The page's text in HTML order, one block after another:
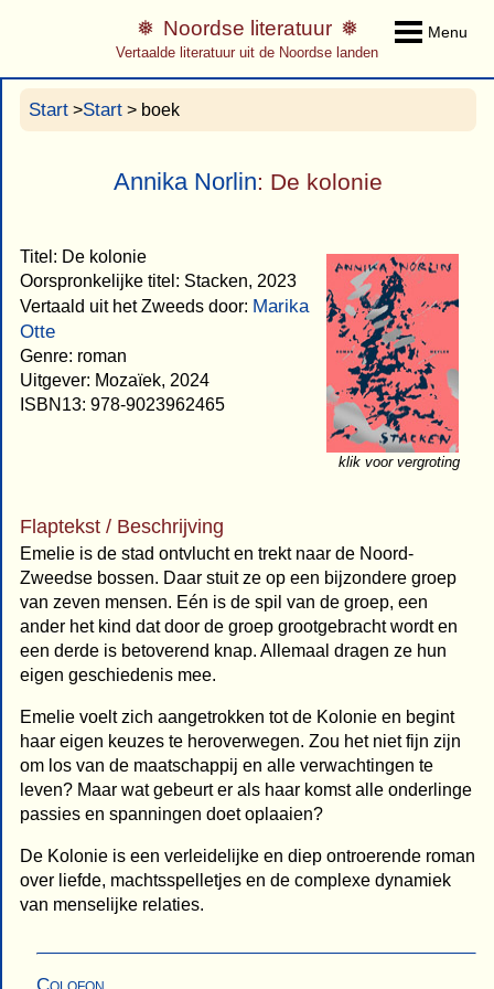
Menu
Noordse literatuur
Vertaalde literatuur uit de Noordse landen
Start >Start > boek
Annika Norlin: De kolonie
klik voor vergroting
Titel: De kolonie
Oorspronkelijke titel: Stacken, 2023
Vertaald uit het Zweeds door: Marika
Otte
Genre: roman
Uitgever: Mozaïek, 2024
ISBN13: 978-9023962465
Flaptekst / Beschrijving
Emelie is de stad ontvlucht en trekt naar de Noord-
Zweedse bossen. Daar stuit ze op een bijzondere groep
van zeven mensen. Eén is de spil van de groep, een
ander het kind dat door de groep grootgebracht wordt en
een derde is betoverend knap. Allemaal dragen ze hun
eigen geschiedenis mee.
Emelie voelt zich aangetrokken tot de Kolonie en begint
haar eigen keuzes te heroverwegen. Zou het niet fijn zijn
om los van de maatschappij en alle verwachtingen te
leven? Maar wat gebeurt er als haar komst alle onderlinge
passies en spanningen doet oplaaien?
De Kolonie is een verleidelijke en diep ontroerende roman
over liefde, machtsspelletjes en de complexe dynamiek
van menselijke relaties.